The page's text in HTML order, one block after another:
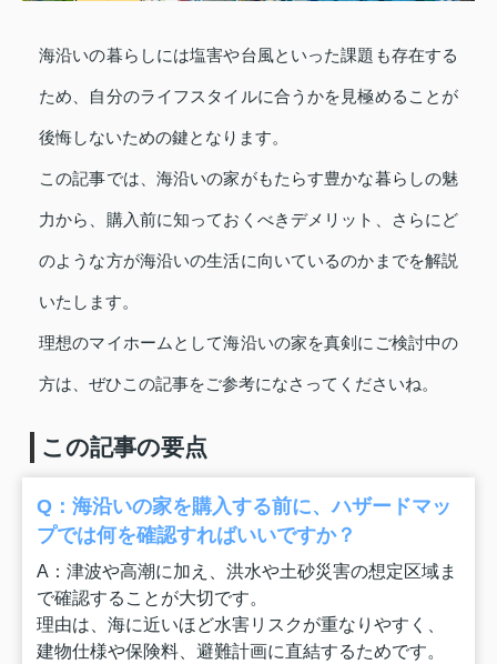
海沿いの暮らしには塩害や台風といった課題も存在する
ため、自分のライフスタイルに合うかを見極めることが
後悔しないための鍵となります。
この記事では、海沿いの家がもたらす豊かな暮らしの魅
力から、購入前に知っておくべきデメリット、さらにど
のような方が海沿いの生活に向いているのかまでを解説
いたします。
理想のマイホームとして海沿いの家を真剣にご検討中の
方は、ぜひこの記事をご参考になさってくださいね。
この記事の要点
Q：海沿いの家を購入する前に、ハザードマッ
プでは何を確認すればいいですか？
A：津波や高潮に加え、洪水や土砂災害の想定区域ま
で確認することが大切です。
理由は、海に近いほど水害リスクが重なりやすく、
建物仕様や保険料、避難計画に直結するためです。